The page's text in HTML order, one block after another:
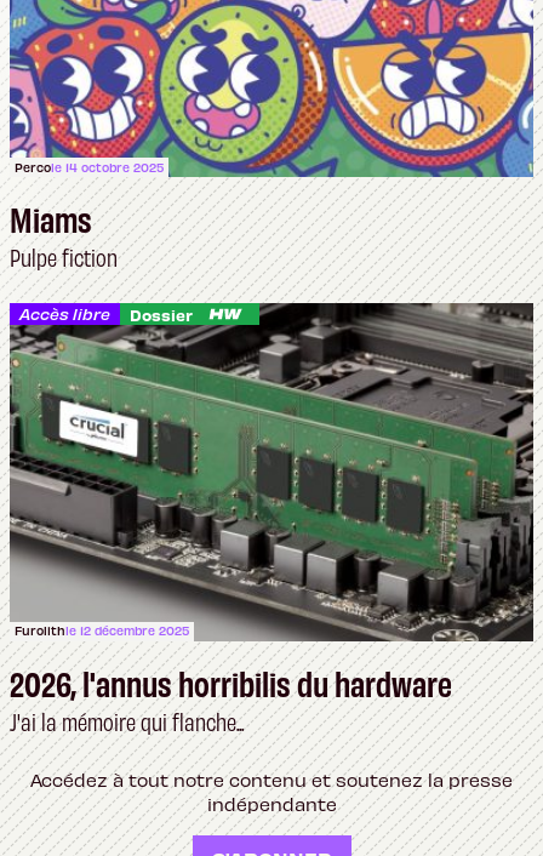
Percole 14 octobre 2025
Miams
Pulpe fiction
Accès libre Dossier
Furolithle 12 décembre 2025
2026, l'annus horribilis du hardware
J'ai la mémoire qui flanche...
Accédez à tout notre contenu et soutenez la presse
indépendante